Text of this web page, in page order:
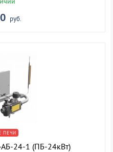
руб.
ПЕЧИ
АБ-24-1 (ПБ-24кВт)